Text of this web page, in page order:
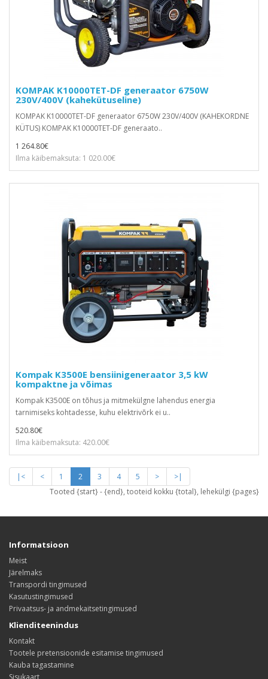
KOMPAK K10000TET-DF generaator 6750W
230V/400V (kahekütuseline)
KOMPAK K10000TET-DF generaator 6750W 230V/400V (KAHEKORDNE
KÜTUS) KOMPAK K10000TET-DF generaato..
1 264.80€
Ilma käibemaksuta: 1 020.00€
Kompak K3500E bensiinigeneraator 3,5 kW
kompaktne ja võimas
Kompak K3500E on tõhus ja mitmekülgne lahendus energia
tarnimiseks kohtadesse, kuhu elektrivõrk ei u..
520.80€
Ilma käibemaksuta: 420.00€
|< < 1 2 3 4 5 >
>|
Tooted {start} - {end}, tooteid kokku {total}, lehekülgi {pages}
Informatsioon
Meist
Järelmaks
Transpordi tingimused
Kasutustingimused
Privaatsus- ja andmekaitsetingimused
Klienditeenindus
Kontakt
Tootele pretensioonide esitamise tingimused
Kauba tagastamine
Sisukaart